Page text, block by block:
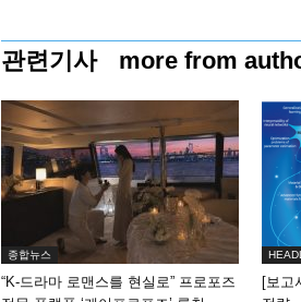
관련기사 more from
종합뉴스
“K-드라마 로맨스를 현실로” 프로포즈
[보고